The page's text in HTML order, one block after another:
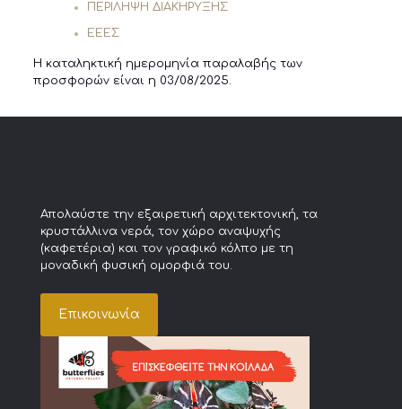
ΠΕΡΙΛΗΨΗ ΔΙΑΚΗΡΥΞΗΣ
ΕΕΕΣ
Η καταληκτική ημερομηνία παραλαβής των
προσφορών είναι η 03/08/2025.
Απολαύστε την εξαιρετική αρχιτεκτονική, τα
κρυστάλλινα νερά, τον χώρο αναψυχής
(καφετέρια) και τον γραφικό κόλπο με τη
μοναδική φυσική ομορφιά του.
Επικοινωνία